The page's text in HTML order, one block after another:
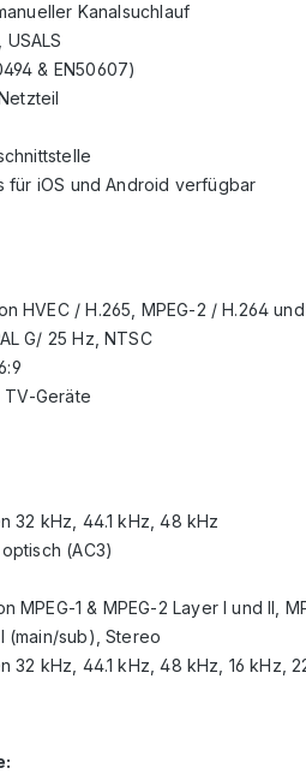
Kanalsuchlauf
USALS
& EN50607)
für iOS und Android verfügbar
HVEC / H.265, MPEG-2 / H.264
G/ 25 Hz, NTSC
Geräte
32 kHz, 44.1 kHz, 48 kHz
(AC3)
MPEG-1 & MPEG-2 Layer I und II,
(main/sub), Stereo
32 kHz, 44.1 kHz, 48 kHz, 16 kHz,